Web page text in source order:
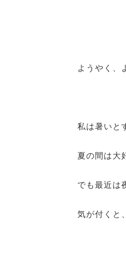
ようやく、
私は暑いと
夏の間は大
でも最近は
気が付くと